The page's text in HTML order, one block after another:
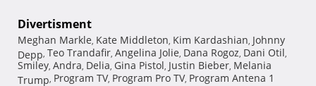
Divertisment
Meghan Markle, Kate Middleton, Kim Kardashian, Johnny
Depp, Teo Trandafir, Angelina Jolie, Dana Rogoz, Dani Otil,
Smiley, Andra, Delia, Gina Pistol, Justin Bieber, Melania
Trump, Program TV, Program Pro TV, Program Antena 1